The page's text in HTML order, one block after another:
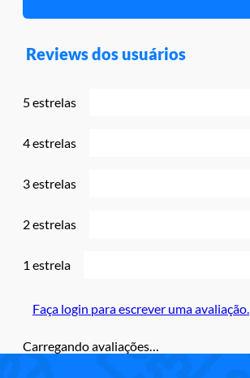
Reviews dos usuários
5 estrelas
4 estrelas
3 estrelas
2 estrelas
1 estrela
Faça login para escrever uma avaliação.
Carregando avaliações…